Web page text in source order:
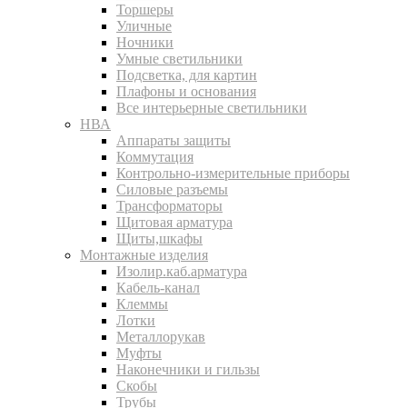
Торшеры
Уличные
Ночники
Умные светильники
Подсветка, для картин
Плафоны и основания
Все интерьерные светильники
НВА
Аппараты защиты
Коммутация
Контрольно-измерительные приборы
Силовые разъемы
Трансформаторы
Щитовая арматура
Щиты,шкафы
Монтажные изделия
Изолир.каб.арматура
Кабель-канал
Клеммы
Лотки
Металлорукав
Муфты
Наконечники и гильзы
Скобы
Трубы